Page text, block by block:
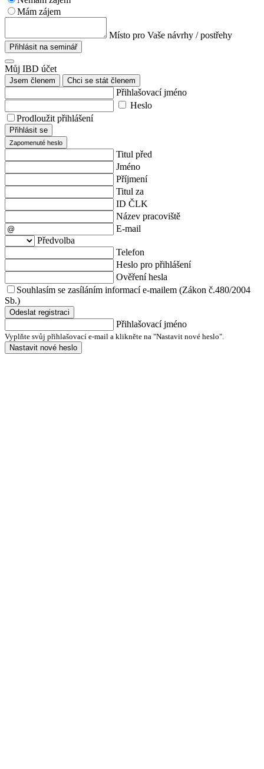
Mám zájem
Místo pro Vaše návrhy / postřehy
Přihlásit na seminář
Můj IBD účet
Jsem členem Chci se stát členem
Přihlašovací jméno
Heslo
Prodloužit přihlášení
Přihlásit se
Zapomenuté heslo
Titul před
Jméno
Příjmení
Titul za
ID ČLK
Název pracoviště
E-mail
Předvolba
Telefon
Heslo pro přihlášení
Ověření hesla
Souhlasím se zasíláním informací e-mailem (Zákon č.480/2004
Sb.)
Odeslat registraci
Přihlašovací jméno
Vyplňte svůj přihlašovací e-mail a klikněte na "Nastavit nové heslo".
Nastavit nové heslo